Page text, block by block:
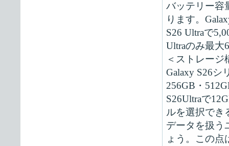
バッテリー容
ります。
S26 Ultraで
Ultraのみ最大
＜ストレージ
Galaxy S26シ
256GB・
S26Ultraで
ルを選択でき
データを扱う
ょう。この